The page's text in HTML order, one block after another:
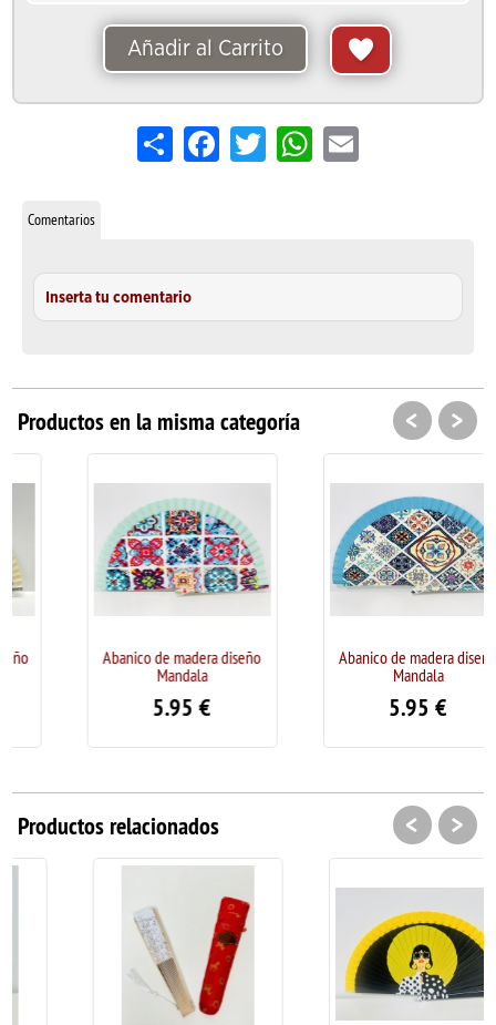
Añadir al Carrito
Share FacebookTwitterWhatsApp
Email
Comentarios
Inserta tu comentario
Productos en la misma categoría
Abanico de madera diseño
Mandala
€
Abanico de madera diseño
€
< >
Productos relacionados < >